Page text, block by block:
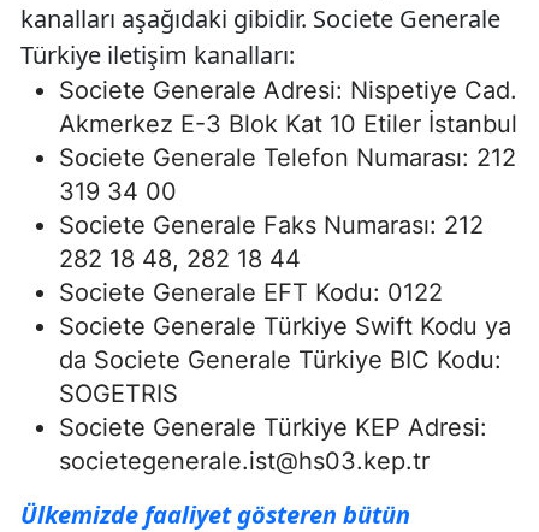
kanalları aşağıdaki gibidir. Societe Generale
Türkiye iletişim kanalları:
Societe Generale Adresi: Nispetiye Cad.
Akmerkez E-3 Blok Kat 10 Etiler İstanbul
Societe Generale Telefon Numarası: 212
319 34 00
Societe Generale Faks Numarası: 212
282 18 48, 282 18 44
Societe Generale EFT Kodu: 0122
Societe Generale Türkiye Swift Kodu ya
da Societe Generale Türkiye BIC Kodu:
SOGETRIS
Societe Generale Türkiye KEP Adresi:
societegenerale.ist@hs03.kep.tr
Ülkemizde faaliyet gösteren bütün